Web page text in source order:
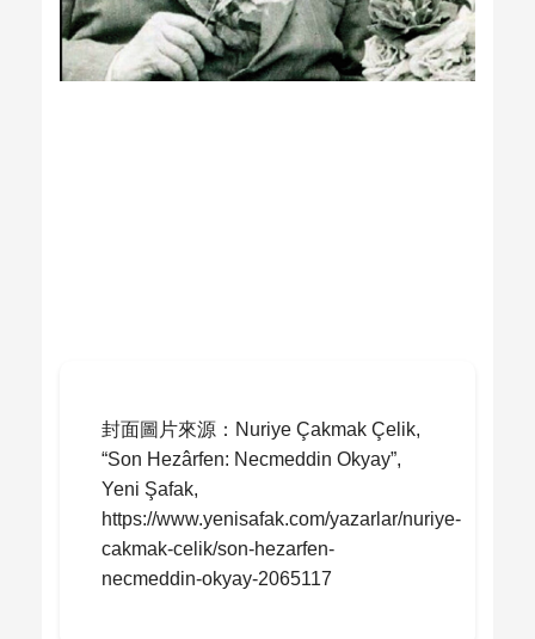
封面圖片來源：Nuriye Çakmak Çelik,
“Son Hezârfen: Necmeddin Okyay”,
Yeni Şafak,
https://www.yenisafak.com/yazarlar/nuriye-
cakmak-celik/son-hezarfen-
necmeddin-okyay-2065117